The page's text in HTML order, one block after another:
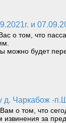
и
о том, что
можно будет
д. Чаркабож
о том, что
за